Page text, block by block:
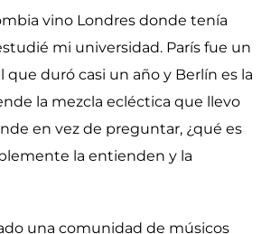
vino Londres donde tenía
mi universidad. París fue un
que duró casi un año y Berlín es la
la mezcla ecléctica que llevo
en vez de preguntar, ¿qué es
la entienden y la
una comunidad de músicos